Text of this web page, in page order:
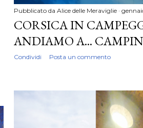
Pubblicato da Alice delle Meraviglie
CORSICA IN
ANDIAMO A...
Condividi Posta un commento